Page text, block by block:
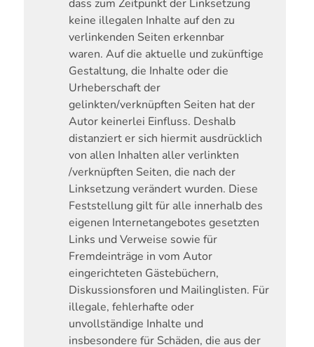
dass zum Zeitpunkt der Linksetzung
keine illegalen Inhalte auf den zu
verlinkenden Seiten erkennbar
waren. Auf die aktuelle und zukünftige
Gestaltung, die Inhalte oder die
Urheberschaft der
gelinkten/verknüpften Seiten hat der
Autor keinerlei Einfluss. Deshalb
distanziert er sich hiermit ausdrücklich
von allen Inhalten aller verlinkten
/verknüpften Seiten, die nach der
Linksetzung verändert wurden. Diese
Feststellung gilt für alle innerhalb des
eigenen Internetangebotes gesetzten
Links und Verweise sowie für
Fremdeinträge in vom Autor
eingerichteten Gästebüchern,
Diskussionsforen und Mailinglisten. Für
illegale, fehlerhafte oder
unvollständige Inhalte und
insbesondere für Schäden, die aus der